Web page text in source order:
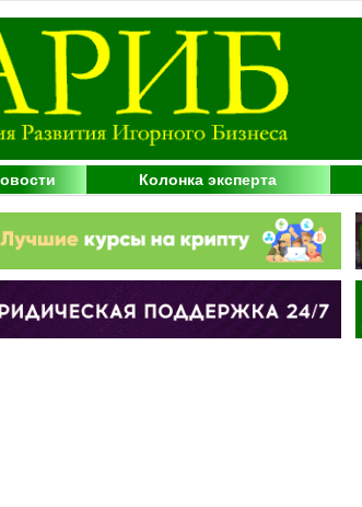
Колонка эксперта